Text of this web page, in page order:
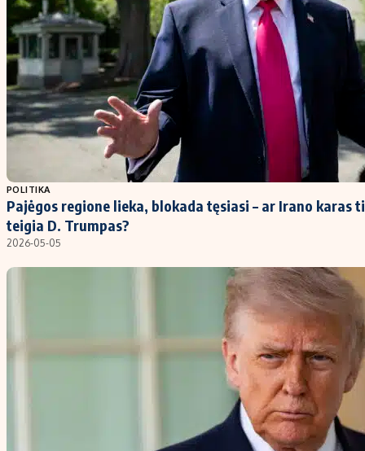
POLITIKA
Pajėgos regione lieka, blokada tęsiasi – ar Irano karas
teigia D. Trumpas?
2026-05-05